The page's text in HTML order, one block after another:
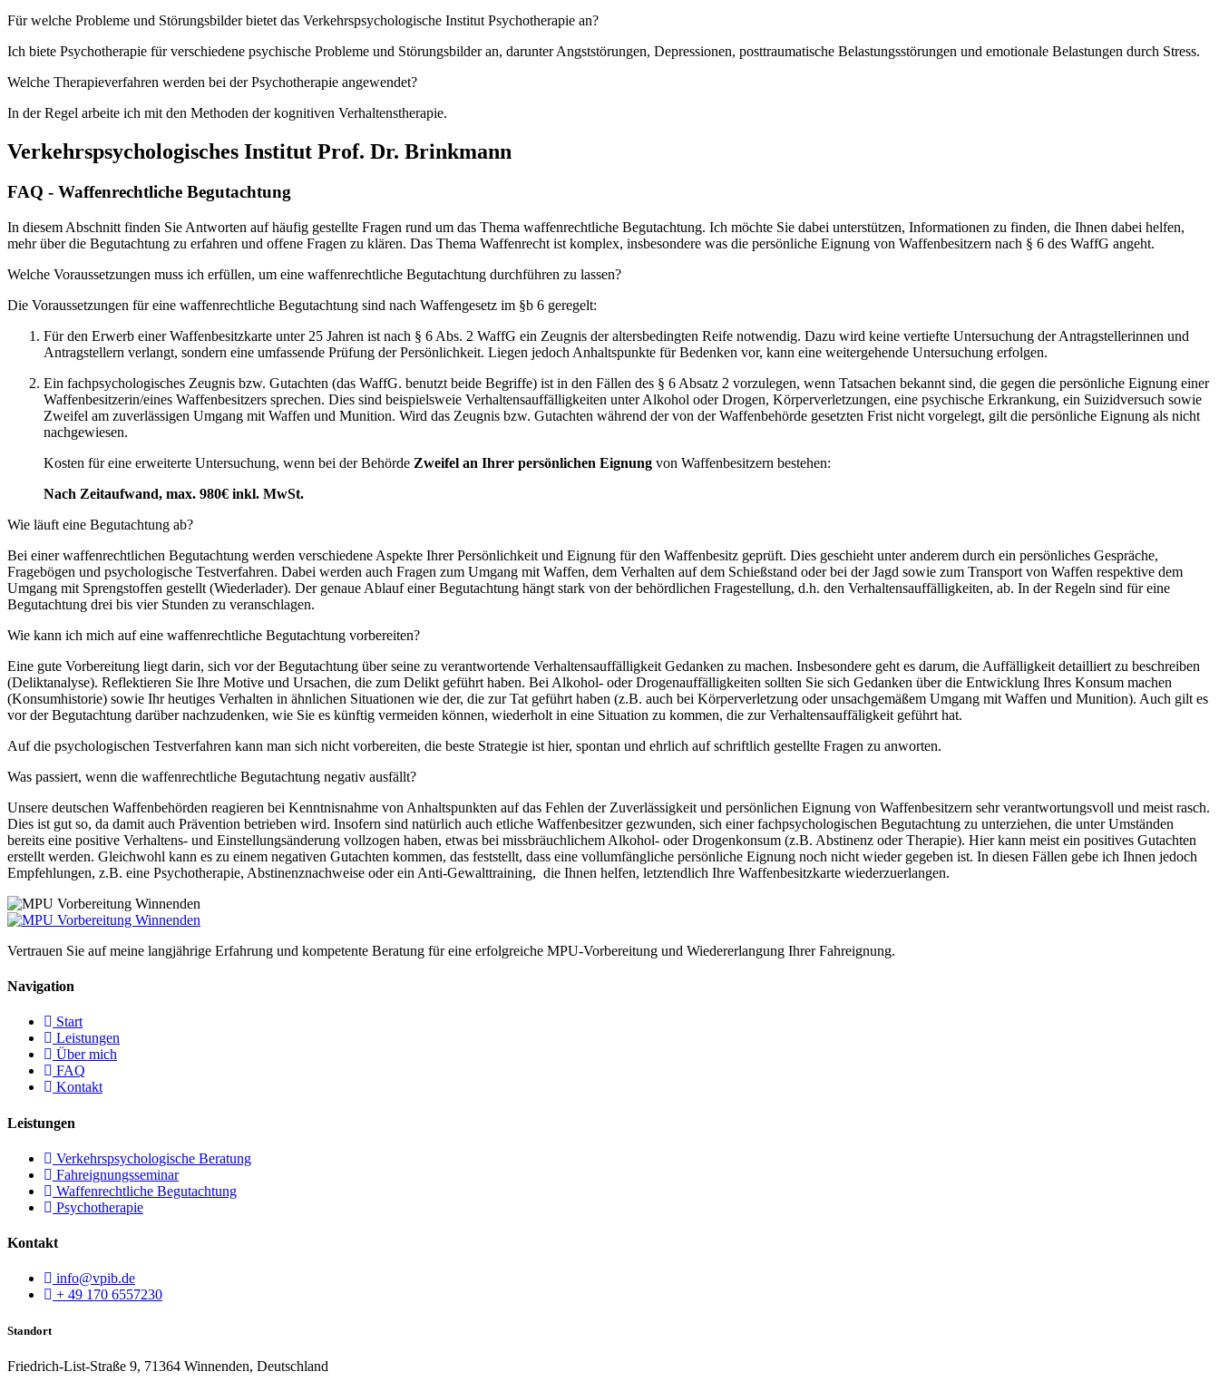
Für welche Probleme und Störungsbilder bietet das Verkehrspsychologische Institut Psychotherapie an?
Ich biete Psychotherapie für verschiedene psychische Probleme und Störungsbilder an, darunter Angststörungen, Depressionen, posttraumatische Belastungsstörungen und emotionale Belastungen durch Stress.
Welche Therapieverfahren werden bei der Psychotherapie angewendet?
In der Regel arbeite ich mit den Methoden der kognitiven Verhaltenstherapie.
Verkehrspsychologisches Institut Prof. Dr. Brinkmann
FAQ - Waffenrechtliche Begutachtung
In diesem Abschnitt finden Sie Antworten auf häufig gestellte Fragen rund um das Thema waffenrechtliche Begutachtung. Ich möchte Sie dabei unterstützen, Informationen zu finden, die Ihnen dabei helfen,
mehr über die Begutachtung zu erfahren und offene Fragen zu klären. Das Thema Waffenrecht ist komplex, insbesondere was die persönliche Eignung von Waffenbesitzern nach § 6 des WaffG angeht.
Welche Voraussetzungen muss ich erfüllen, um eine waffenrechtliche Begutachtung durchführen zu lassen?
Die Voraussetzungen für eine waffenrechtliche Begutachtung sind nach Waffengesetz im §b 6 geregelt:
Für den Erwerb einer Waffenbesitzkarte unter 25 Jahren ist nach § 6 Abs. 2 WaffG ein Zeugnis der altersbedingten Reife notwendig. Dazu wird keine vertiefte Untersuchung der Antragstellerinnen und
Antragstellern verlangt, sondern eine umfassende Prüfung der Persönlichkeit. Liegen jedoch Anhaltspunkte für Bedenken vor, kann eine weitergehende Untersuchung erfolgen.
Ein fachpsychologisches Zeugnis bzw. Gutachten (das WaffG. benutzt beide Begriffe) ist in den Fällen des § 6 Absatz 2 vorzulegen, wenn Tatsachen bekannt sind, die gegen die persönliche Eignung einer
Waffenbesitzerin/eines Waffenbesitzers sprechen. Dies sind beispielsweie Verhaltensauffälligkeiten unter Alkohol oder Drogen, Körperverletzungen, eine psychische Erkrankung, ein Suizidversuch sowie
Zweifel am zuverlässigen Umgang mit Waffen und Munition. Wird das Zeugnis bzw. Gutachten während der von der Waffenbehörde gesetzten Frist nicht vorgelegt, gilt die persönliche Eignung als nicht
nachgewiesen.
Kosten für eine erweiterte Untersuchung, wenn bei der Behörde Zweifel an Ihrer persönlichen Eignung von Waffenbesitzern bestehen:
Nach Zeitaufwand, max. 980€ inkl. MwSt.
Wie läuft eine Begutachtung ab?
Bei einer waffenrechtlichen Begutachtung werden verschiedene Aspekte Ihrer Persönlichkeit und Eignung für den Waffenbesitz geprüft. Dies geschieht unter anderem durch ein persönliches Gespräche,
Fragebögen und psychologische Testverfahren. Dabei werden auch Fragen zum Umgang mit Waffen, dem Verhalten auf dem Schießstand oder bei der Jagd sowie zum Transport von Waffen respektive dem
Umgang mit Sprengstoffen gestellt (Wiederlader). Der genaue Ablauf einer Begutachtung hängt stark von der behördlichen Fragestellung, d.h. den Verhaltensauffälligkeiten, ab. In der Regeln sind für eine
Begutachtung drei bis vier Stunden zu veranschlagen.
Wie kann ich mich auf eine waffenrechtliche Begutachtung vorbereiten?
Eine gute Vorbereitung liegt darin, sich vor der Begutachtung über seine zu verantwortende Verhaltensauffälligkeit Gedanken zu machen. Insbesondere geht es darum, die Auffälligkeit detailliert zu beschreiben
(Deliktanalyse). Reflektieren Sie Ihre Motive und Ursachen, die zum Delikt geführt haben. Bei Alkohol- oder Drogenauffälligkeiten sollten Sie sich Gedanken über die Entwicklung Ihres Konsum machen
(Konsumhistorie) sowie Ihr heutiges Verhalten in ähnlichen Situationen wie der, die zur Tat geführt haben (z.B. auch bei Körperverletzung oder unsachgemäßem Umgang mit Waffen und Munition). Auch gilt es
vor der Begutachtung darüber nachzudenken, wie Sie es künftig vermeiden können, wiederholt in eine Situation zu kommen, die zur Verhaltensauffäligkeit geführt hat.
Auf die psychologischen Testverfahren kann man sich nicht vorbereiten, die beste Strategie ist hier, spontan und ehrlich auf schriftlich gestellte Fragen zu anworten.
Was passiert, wenn die waffenrechtliche Begutachtung negativ ausfällt?
Unsere deutschen Waffenbehörden reagieren bei Kenntnisnahme von Anhaltspunkten auf das Fehlen der Zuverlässigkeit und persönlichen Eignung von Waffenbesitzern sehr verantwortungsvoll und meist rasch.
Dies ist gut so, da damit auch Prävention betrieben wird. Insofern sind natürlich auch etliche Waffenbesitzer gezwunden, sich einer fachpsychologischen Begutachtung zu unterziehen, die unter Umständen
bereits eine positive Verhaltens- und Einstellungsänderung vollzogen haben, etwas bei missbräuchlichem Alkohol- oder Drogenkonsum (z.B. Abstinenz oder Therapie). Hier kann meist ein positives Gutachten
erstellt werden. Gleichwohl kann es zu einem negativen Gutachten kommen, das feststellt, dass eine vollumfängliche persönliche Eignung noch nicht wieder gegeben ist. In diesen Fällen gebe ich Ihnen jedoch
Empfehlungen, z.B. eine Psychotherapie, Abstinenznachweise oder ein Anti-Gewalttraining, die Ihnen helfen, letztendlich Ihre Waffenbesitzkarte wiederzuerlangen.
Vertrauen Sie auf meine langjährige Erfahrung und kompetente Beratung für eine erfolgreiche MPU-Vorbereitung und Wiedererlangung Ihrer Fahreignung.
Navigation
Start
Leistungen
Über mich
FAQ
Kontakt
Leistungen
Verkehrspsychologische Beratung
Fahreignungsseminar
Waffenrechtliche Begutachtung
Psychotherapie
Kontakt
info@vpib.de
+ 49 170 6557230
Standort
Friedrich-List-Straße 9, 71364 Winnenden, Deutschland